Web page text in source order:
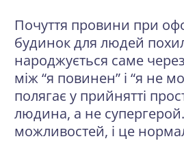
Почуття провини при
будинок для людей
народжується саме
між “я повинен” і “я не
полягає у прийнятті
людина, а не
можливостей, і це